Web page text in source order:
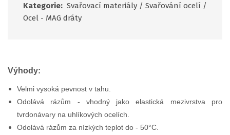
Kategorie: Svařovací materiály / Svařování ocelí /
Ocel - MAG dráty
Výhody:
Velmi vysoká pevnost v tahu.
Odolává rázům - vhodný jako elastická mezivrstva pro
tvrdonávary na uhlíkových ocelích.
Odolává rázům za nízkých teplot do - 50°C.